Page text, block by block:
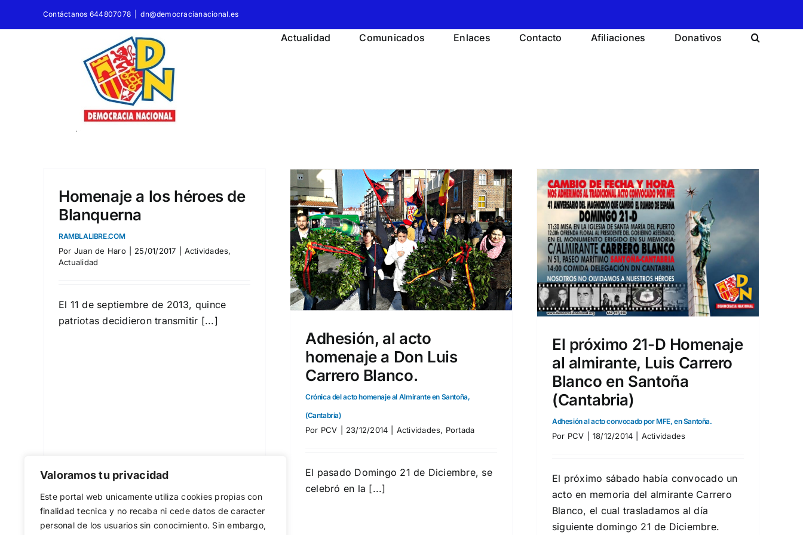
Valoramos tu privacidad
Este portal web unicamente utiliza cookies propias con
finalidad tecnica y no recaba ni cede datos de caracter
personal de los usuarios sin conocimiento. Sin embargo,
Contáctanos 644807078 dn@democracianacional.es
Actualidad Comunicados Enlaces Contacto Afiliaciones Donativos
Homenaje a los héroes de
Blanquerna
RAMBLALIBRE.COM
Por Juan de Haro 25/01/2017 Actividades,
Actualidad
El 11 de septiembre de 2013, quince
patriotas decidieron transmitir [...]
Adhesión, al acto homenaje
a Don Luis Carrero Blanco.
Crónica del acto homenaje al Almirante en Santoña,
Adhesión, al acto
homenaje a Don Luis
Carrero Blanco.
Crónica del acto homenaje al Almirante en Santoña,
(Cantabria)
Por PCV 23/12/2014 Actividades, Portada
El pasado Domingo 21 de Diciembre, se
celebró en la [...]
El próximo 21-D Homenaje
al almirante, Luis Carrero
Blanco en Santoña
(Cantabria)
Adhesión al acto convocado por MFE, en Santoña.
Actividades
El próximo 21-D Homenaje
al almirante, Luis Carrero
Blanco en Santoña
(Cantabria)
Adhesión al acto convocado por MFE, en Santoña.
Por PCV 18/12/2014 Actividades
El próximo sábado había convocado un
acto en memoria del almirante Carrero
Blanco, el cual trasladamos al día
siguiente domingo 21 de Diciembre.